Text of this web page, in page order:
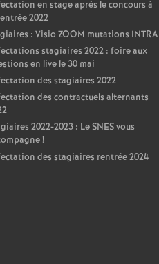
en stage après le concours à
2022
: Visio ZOOM mutations INTRA
stagiaires 2022 : foire aux
en live le 30 mai
des stagiaires 2022
des contractuels alternants
2022-2023 : Le SNES vous
!
des stagiaires rentrée 2024